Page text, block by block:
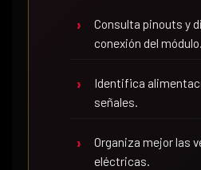
Consulta pinouts y
conexión del módulo.
Identifica
señales.
Organiza mejor las
eléctricas.